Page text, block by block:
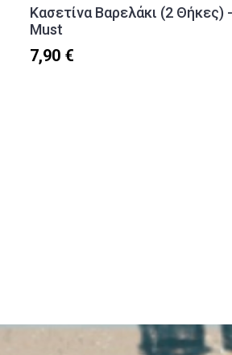
Κασετίνα Βαρελάκι (2 Θήκες)
Must
7,90 €